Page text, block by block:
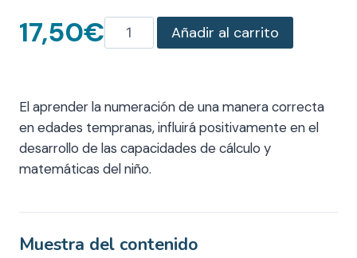
17,50€ Aprender
la
Añadir al carrito
El aprender la numeración de una manera correcta
en edades tempranas, influirá positivamente en el
desarrollo de las capacidades de cálculo y
matemáticas del niño.
Muestra del contenido